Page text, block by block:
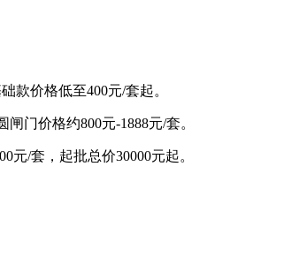
款价格低至‌400元/套起‌。
门价格约‌800元-1888元/套‌。
/套‌，起批总价30000元起。